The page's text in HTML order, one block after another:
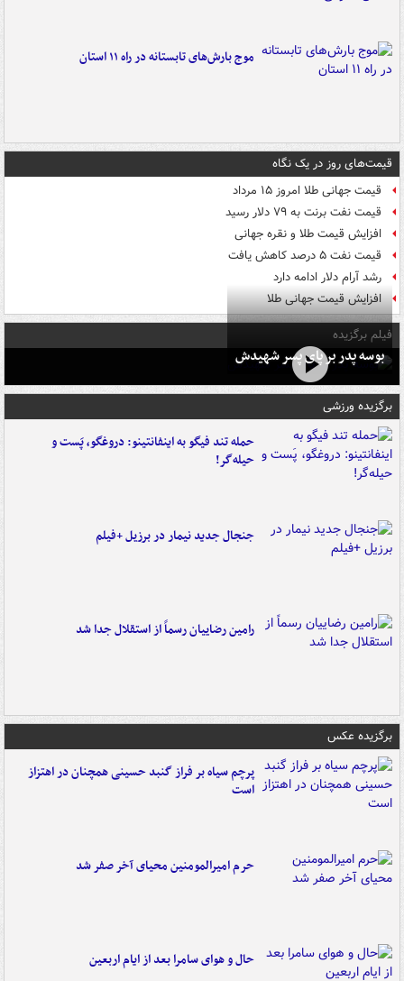
موج بارش‌های تابستانه در راه ۱۱ استان
قیمت‌های روز در یک نگاه
قیمت جهانی طلا امروز ۱۵ مرداد
قیمت نفت برنت به ۷۹ دلار رسید
افزایش قیمت طلا و نقره جهانی
قیمت نفت ۵ درصد کاهش یافت
رشد آرام دلار ادامه دارد
افزایش قیمت جهانی طلا
فیلم برگزیده
بوسه‌ پدر بر پای پسر شهیدش
برگزیده ورزشی
حمله تند فیگو به اینفانتینو: دروغگو، پَست‌ و
حیله‌گر!
جنجال جدید نیمار در برزیل +فیلم
رامین رضاییان رسماً از استقلال جدا شد
برگزیده عکس
پرچم سیاه بر فراز گنبد حسینی همچنان در اهتزاز
است
حرم امیرالمومنین محیای آخر صفر شد
حال و هوای سامرا بعد از ایام اربعین